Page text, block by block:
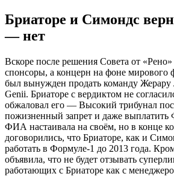
Бриаторе и Симондс
— нет
Вскоре после решения Совета от
спонсоры, а концерн на фоне мирового
был вынужден продать команду Жерару
Genii. Бриаторе с вердиктом не
обжаловал его — Высокий трибунал
пожизненный запрет и даже
ФИА настаивала на своём, но в конце
договорились, что Бриаторе, как и
работать в Формуле-1 до 2013 года.
объявила, что не будет отзывать
работающих с Бриаторе как с